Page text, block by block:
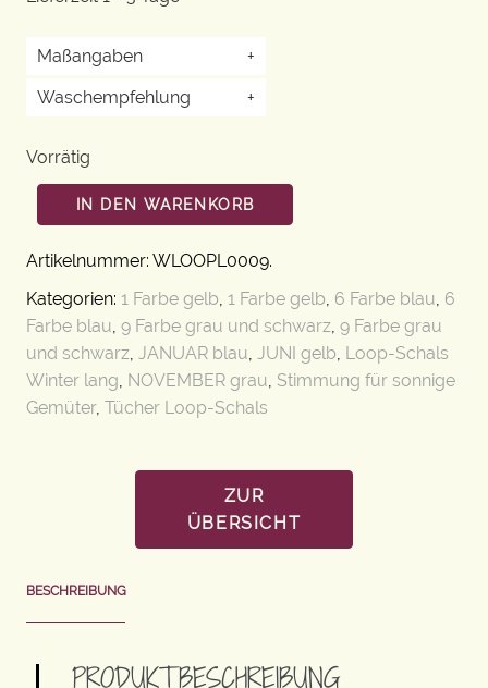
Maßangaben
+
Waschempfehlung
+
Vorrätig
IN DEN WARENKORB
Artikelnummer: WLOOPL0009.
Kategorien: 1 Farbe gelb, 1 Farbe gelb, 6 Farbe blau, 6
Farbe blau, 9 Farbe grau und schwarz, 9 Farbe grau
und schwarz, JANUAR blau, JUNI gelb, Loop-Schals
Winter lang, NOVEMBER grau, Stimmung für sonnige
Gemüter, Tücher Loop-Schals
ZUR
ÜBERSICHT
BESCHREIBUNG
PRODUKTBESCHREIBUNG